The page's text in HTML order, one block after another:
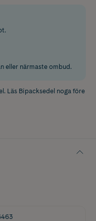
eller närmaste ombud.
Läs Bipacksedel noga före